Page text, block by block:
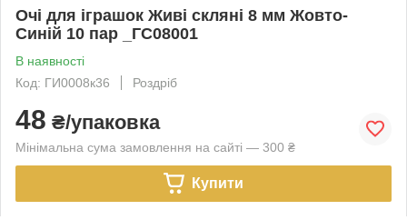
Очі для іграшок Живі скляні 8 мм Жовто-
Синій 10 пар _ГС08001
В наявності
Код: ГИ0008к36
Роздріб
48 ₴/упаковка
Мінімальна сума замовлення на сайті — 300 ₴
Купити